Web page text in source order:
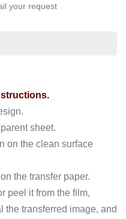
your request
sheet.
on the clean surface
the transfer paper.
peel it from the film,
the transferred image, and